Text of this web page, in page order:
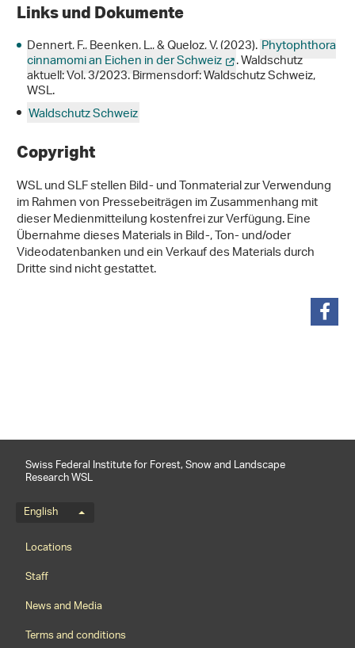
Links und Dokumente
Dennert, F., Beenken, L., & Queloz, V. (2023).Phytophthora
cinnamomi an Eichen in der Schweiz . Waldschutz
aktuell: Vol. 3/2023. Birmensdorf: Waldschutz Schweiz,
WSL.
Waldschutz Schweiz
Copyright
WSL und SLF stellen Bild- und Tonmaterial zur Verwendung
im Rahmen von Pressebeiträgen im Zusammenhang mit
dieser Medienmitteilung kostenfrei zur Verfügung. Eine
Übernahme dieses Materials in Bild-, Ton- und/oder
Videodatenbanken und ein Verkauf des Materials durch
Dritte sind nicht gestattet.
Swiss Federal Institute for Forest, Snow and Landscape
Research WSL
Language menu
English
Footernavigation
Locations
Staff
News and Media
Terms and conditions